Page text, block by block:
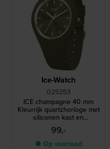
Ice-Watch
025353
ICE champagne 40 mm
Kleurrijk quartzhorloge met
siliconen kast en
geïntegreerde band
99,-
● Op voorraad